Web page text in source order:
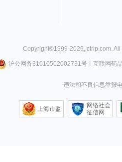
Copyright©1999-2026 ctrip.com .
沪公网备31010502002731号丨 互联网药
违法和不良信息举报
上海市监
网络社会
征信网